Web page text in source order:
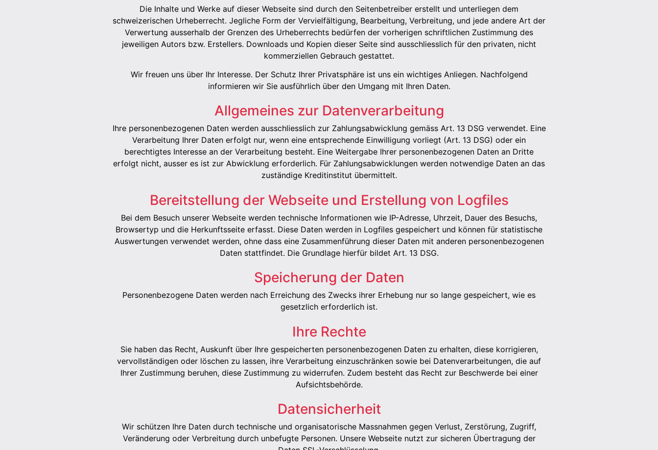
Die Inhalte und Werke auf dieser Webseite sind durch den Seitenbetreiber erstellt und unterliegen dem
schweizerischen Urheberrecht. Jegliche Form der Vervielfältigung, Bearbeitung, Verbreitung, und jede andere Art der
Verwertung ausserhalb der Grenzen des Urheberrechts bedürfen der vorherigen schriftlichen Zustimmung des
jeweiligen Autors bzw. Erstellers. Downloads und Kopien dieser Seite sind ausschliesslich für den privaten, nicht
kommerziellen Gebrauch gestattet.
Wir freuen uns über Ihr Interesse. Der Schutz Ihrer Privatsphäre ist uns ein wichtiges Anliegen. Nachfolgend
informieren wir Sie ausführlich über den Umgang mit Ihren Daten.
Allgemeines zur Datenverarbeitung
Ihre personenbezogenen Daten werden ausschliesslich zur Zahlungsabwicklung gemäss Art. 13 DSG verwendet. Eine
Verarbeitung Ihrer Daten erfolgt nur, wenn eine entsprechende Einwilligung vorliegt (Art. 13 DSG) oder ein
berechtigtes Interesse an der Verarbeitung besteht. Eine Weitergabe Ihrer personenbezogenen Daten an Dritte
erfolgt nicht, ausser es ist zur Abwicklung erforderlich. Für Zahlungsabwicklungen werden notwendige Daten an das
zuständige Kreditinstitut übermittelt.
Bereitstellung der Webseite und Erstellung von Logfiles
Bei dem Besuch unserer Webseite werden technische Informationen wie IP-Adresse, Uhrzeit, Dauer des Besuchs,
Browsertyp und die Herkunftsseite erfasst. Diese Daten werden in Logfiles gespeichert und können für statistische
Auswertungen verwendet werden, ohne dass eine Zusammenführung dieser Daten mit anderen personenbezogenen
Daten stattfindet. Die Grundlage hierfür bildet Art. 13 DSG.
Speicherung der Daten
Personenbezogene Daten werden nach Erreichung des Zwecks ihrer Erhebung nur so lange gespeichert, wie es
gesetzlich erforderlich ist.
Ihre Rechte
Sie haben das Recht, Auskunft über Ihre gespeicherten personenbezogenen Daten zu erhalten, diese korrigieren,
vervollständigen oder löschen zu lassen, ihre Verarbeitung einzuschränken sowie bei Datenverarbeitungen, die auf
Ihrer Zustimmung beruhen, diese Zustimmung zu widerrufen. Zudem besteht das Recht zur Beschwerde bei einer
Aufsichtsbehörde.
Datensicherheit
Wir schützen Ihre Daten durch technische und organisatorische Massnahmen gegen Verlust, Zerstörung, Zugriff,
Veränderung oder Verbreitung durch unbefugte Personen. Unsere Webseite nutzt zur sicheren Übertragung der